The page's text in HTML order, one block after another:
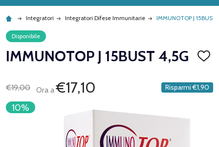
Integratori Integratori Difese Immunitarie IMMUNOTOP J 15BUST
Disponibile
IMMUNOTOP J 15BUST 4,5G
DEI
€19,00 Ora a€17,10 Risparmi €1,90
10%